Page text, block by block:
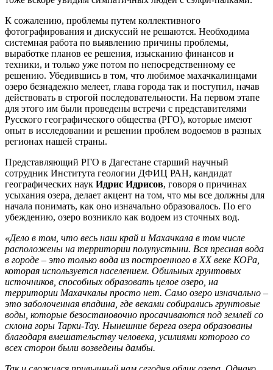
К сожалению, проблемы путем коллективного
фотографирования и дискуссий не решаются. Необходима
системная работа по выявлению причины проблемы,
выработке планов ее решения, изысканию финансов и
техники, и только уже потом по непосредственному ее
решению. Убедившись в том, что любимое махачкалинцами
озеро безнадежно мелеет, глава города так и поступил, начав
действовать в строгой последовательности. На первом этапе
для этого им были проведены встречи с представителями
Русского географического общества (РГО), которые имеют
опыт в исследовании и решении проблем водоемов в разных
регионах нашей страны.
Представляющий РГО в Дагестане старший научный
сотрудник Института геологии ДФИЦ РАН, кандидат
географических наук Идрис Идрисов, говоря о причинах
усыхания озера, делает акцент на том, что мы все должны для
начала понимать, как оно изначально образовалось. По его
убеждению, озеро возникло как водоем из сточных вод.
«Дело в том, что весь наш край и Махачкала в том числе
расположены на территории полупустыни. Вся пресная вода
в городе – это только вода из построенного в XXвеке КОРа,
которая используется населением. Обильных грунтовых
источников, способных образовать целое озеро, на
территории Махачкалы просто нет. Само озеро изначально –
это заболоченная впадина, где веками собирались грунтовые
воды, которые безостановочно просачиваются под землей со
склона горы Тарки-Тау. Нынешние берега озера образованы
благодаря вмешательству человека, усилиями которого со
всех сторон были возведены дамбы.